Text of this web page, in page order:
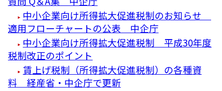
中小企業向け所得拡大促進税制のお知らせ
適用フローチャートの公表 中企庁
中小企業向け所得拡大促進税制 平成30年度
税制改正のポイント
賃上げ税制（所得拡大促進税制）の各種資
料 経産省・中企庁で更新